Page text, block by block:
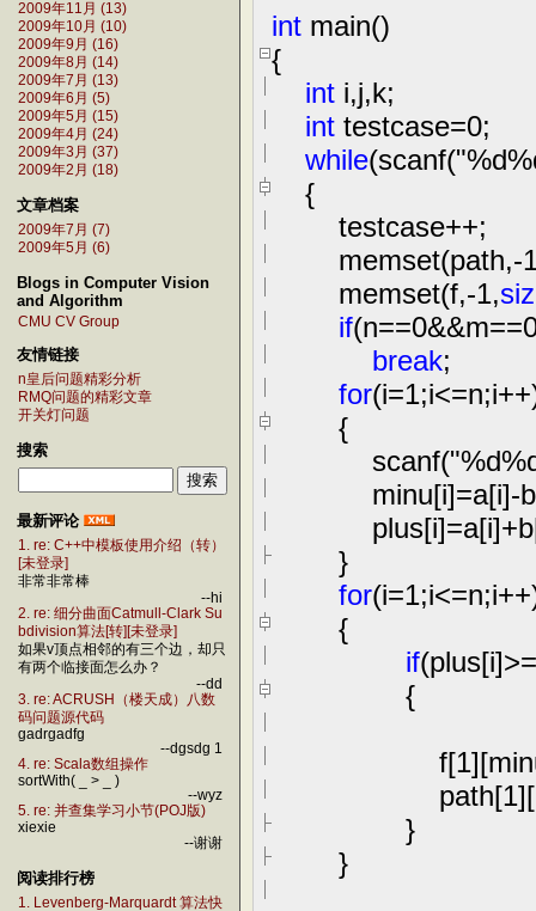
2009年11月 (13)
2009年10月 (10)
2009年9月 (16)
2009年8月 (14)
2009年7月 (13)
2009年6月 (5)
2009年5月 (15)
2009年4月 (24)
2009年3月 (37)
2009年2月 (18)
文章档案
2009年7月 (7)
2009年5月 (6)
Blogs in Computer Vision
and Algorithm
CMU CV Group
友情链接
n皇后问题精彩分析
RMQ问题的精彩文章
开关灯问题
搜索
最新评论
1. re: C++中模板使用介绍（转）
[未登录]
非常非常棒
--hi
2. re: 细分曲面Catmull-Clark Su
bdivision算法[转][未登录]
如果v顶点相邻的有三个边，却只
有两个临接面怎么办？
--dd
3. re: ACRUSH（楼天成）八数
码问题源代码
gadrgadfg
--dgsdg 1
4. re: Scala数组操作
sortWith( _ > _ )
--wyz
5. re: 并查集学习小节(POJ版)
xiexie
--谢谢
阅读排行榜
1. Levenberg-Marquardt 算法快
int main()
{
int i,j,k;
int testcase=0;
while(scanf("
{
testcase++;
memset(path,-
memset(f,-1,
if(n==0&&m==
break;
for(i=1;i<=n;i++
{
scanf("
minu[i]=a[i]-
plus[i]=a[i]+
}
for(i=1;i<=n;i++
{
if(plus[i]>=
{
f[1
path[1
}
}